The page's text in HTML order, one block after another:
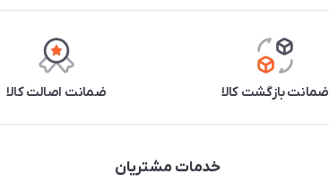
ضمانت بازگشت کالا ضمانت اصالت کالا
خدمات مشتریان